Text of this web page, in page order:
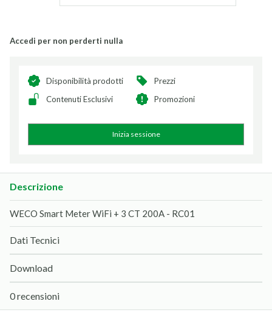
Accedi per non perderti nulla
Disponibilità prodotti
Prezzi
Contenuti Esclusivi
Promozioni
Inizia sessione
Descrizione
WECO Smart Meter WiFi + 3 CT 200A - RC01
Dati Tecnici
Download
0 recensioni